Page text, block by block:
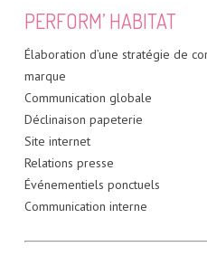
NOS RÉFÉRENCES
CONTACT
PERFORM’ HABITAT
Élaboration d’une stratégie de
marque
Communication globale
Déclinaison papeterie
Site internet
Relations presse
Événementiels ponctuels
Communication interne